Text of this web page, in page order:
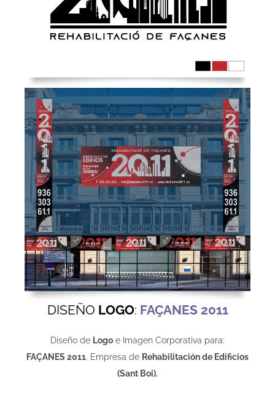
DISEÑO LOGO: FAÇANES 2011
Diseño de Logo e Imagen Corporativa para:
FAÇANES 2011. Empresa de Rehabilitación de Edificios
(Sant Boi).